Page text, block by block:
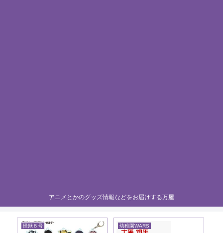
アニメとかのグッズ情報などをお届けする万屋
怪獣８号 幼稚園WARS